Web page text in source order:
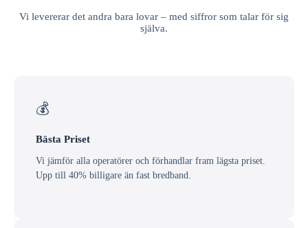
Vi levererar det andra bara lovar – med siffror som talar för sig
själva.
💰
Bästa Priset
Vi jämför alla operatörer och förhandlar fram lägsta priset.
Upp till 40% billigare än fast bredband.